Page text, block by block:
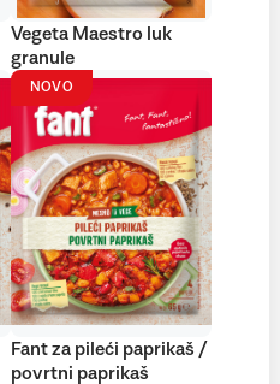
Vegeta Maestro luk
granule
NOVO
Fant za pileći paprikaš /
povrtni paprikaš